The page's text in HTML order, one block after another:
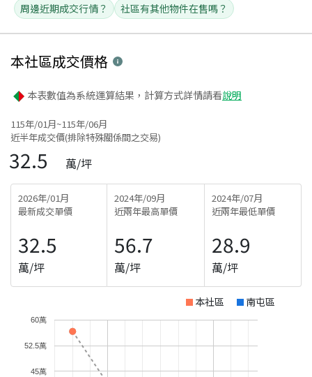
周邊近期成交行情？
社區有其他物件在售嗎？
本社區成交價格
本表數值為系統運算結果，計算方式詳情請看說明
115年/01月~115年/06月
近半年成交價(排除特殊關係間之交易)
32.5 萬/坪
2026年/01月
最新成交單價
32.5
萬/坪
2024年/09月
近兩年最高單價
56.7
萬/坪
2024年/07月
近兩年最低單價
28.9
萬/坪
本社區 南屯區
45萬
52.5萬
60萬